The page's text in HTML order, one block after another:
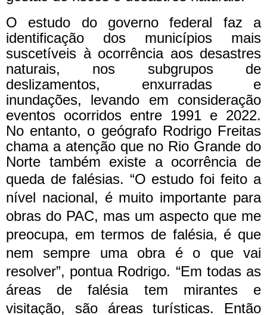
O estudo do governo federal faz a
identificação dos municípios mais
suscetíveis à ocorrência aos desastres
naturais, nos subgrupos de
deslizamentos, enxurradas e
inundações, levando em consideração
eventos ocorridos entre 1991 e 2022.
No entanto, o geógrafo Rodrigo Freitas
chama a atenção que no Rio Grande do
Norte também existe a ocorrência de
queda de falésias. “O estudo foi feito a
nível nacional, é muito importante para
obras do PAC, mas um aspecto que me
preocupa, em termos de falésia, é que
nem sempre uma obra é o que vai
resolver”, pontua Rodrigo. “Em todas as
áreas de falésia tem mirantes e
visitação, são áreas turísticas. Então